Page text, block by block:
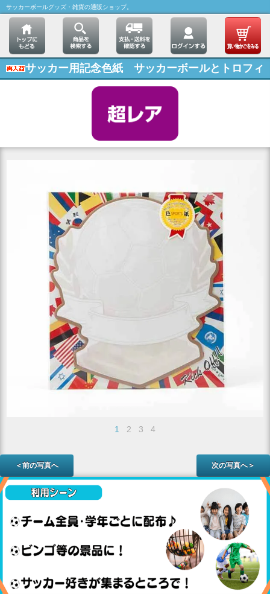
サッカーボールグッズ・雑貨の通販ショップ。
サッカー用記念色紙 サッカーボールとトロフィ
1 2 3 4
＜前の写真へ 次の写真へ＞